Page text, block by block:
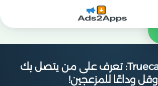
تطبيق Truecaller: تعرف على من يتصل بك
وقل وداعًا للمزعجين!